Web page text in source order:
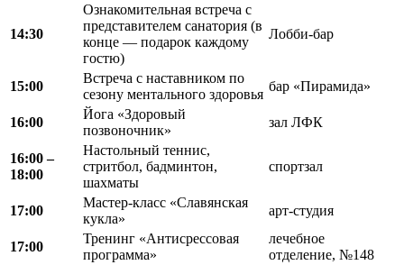
14:30
Ознакомительная встреча с
представителем санатория (в
конце — подарок каждому
гостю)
Лобби-бар
15:00
Встреча с наставником по
сезону ментального здоровья
бар «Пирамида»
16:00
Йога «Здоровый
позвоночник»
зал ЛФК
16:00 –
18:00
Настольный теннис,
стритбол, бадминтон,
шахматы
спортзал
17:00
Мастер-класс «Славянская
кукла»
арт-студия
17:00
Тренинг «Антисрессовая
программа»
лечебное
отделение, №148